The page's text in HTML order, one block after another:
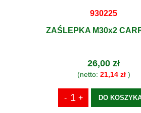
930225
ZAŚLEPKA M30x2
26,00 zł
(netto: 21,14 zł)
DO